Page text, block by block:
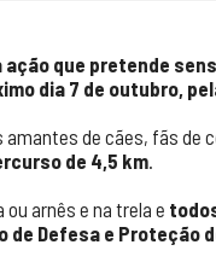
ação que pretende
dia 7 de outubro,
de cães, fãs de
de 4,5 km.
arnês e na trela e
Defesa e Proteção